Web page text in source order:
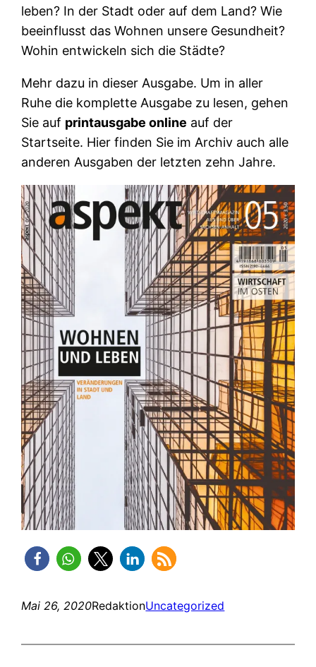
leben? In der Stadt oder auf dem Land? Wie
beeinflusst das Wohnen unsere Gesundheit?
Wohin entwickeln sich die Städte?
Mehr dazu in dieser Ausgabe. Um in aller
Ruhe die komplette Ausgabe zu lesen, gehen
Sie auf printausgabe online auf der
Startseite. Hier finden Sie im Archiv auch alle
anderen Ausgaben der letzten zehn Jahre.
Mai 26, 2020RedaktionUncategorized